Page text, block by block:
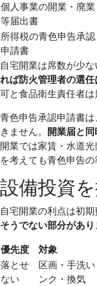
個人事業の開業・廃業
等届出書
所得税の青色申告承認
申請書
自宅開業は席数が少な
れば防火管理者の選
可と食品衛生責任者は
青色申告承認申請書
きません。 開業届と同
開業では家賃・水道
を考えても青色申告
設備投資
自宅開業の利点は初期
そうでない部分があり
優先度 対象
落とせ
ない
区画・手洗
ンク・換気